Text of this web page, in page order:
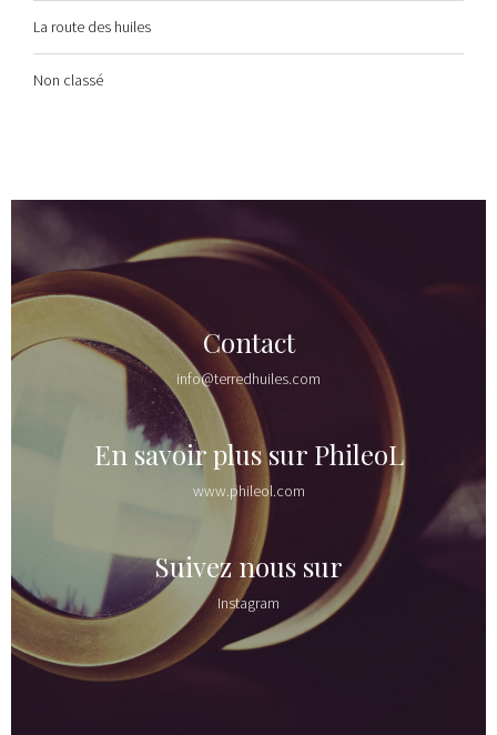
La route des huiles
Non classé
Contact
info@terredhuiles.com
En savoir plus sur PhileoL
www.phileol.com
Suivez nous sur
Instagram